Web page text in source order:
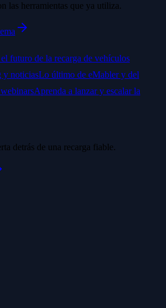
las herramientas que ya utiliza.
futuro de la recarga de vehículos
y noticiasLo último de eMabler y del
Aprenda a lanzar y escalar la
detrás de una recarga fiable.